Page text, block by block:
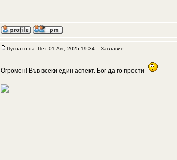
Пуснато на: Пет 01 Авг, 2025 19:34 Заглавие:
Огромен! Във всеки един аспект. Бог да го прости